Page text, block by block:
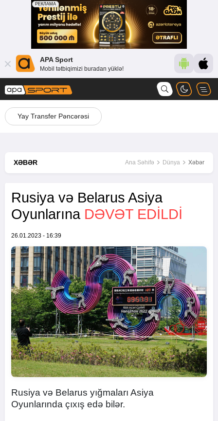
APA Sport
Mobil tətbiqimizi buradan yüklə!
Yay Transfer Pəncərəsi
XƏBƏR Ana Səhifə Dünya Xəbər
Rusiya və Belarus Asiya
Oyunlarına DƏVƏT EDILDI
26.01.2023 - 16:39
Rusiya və Belarus yığmaları Asiya
Oyunlarında çıxış edə bilər.